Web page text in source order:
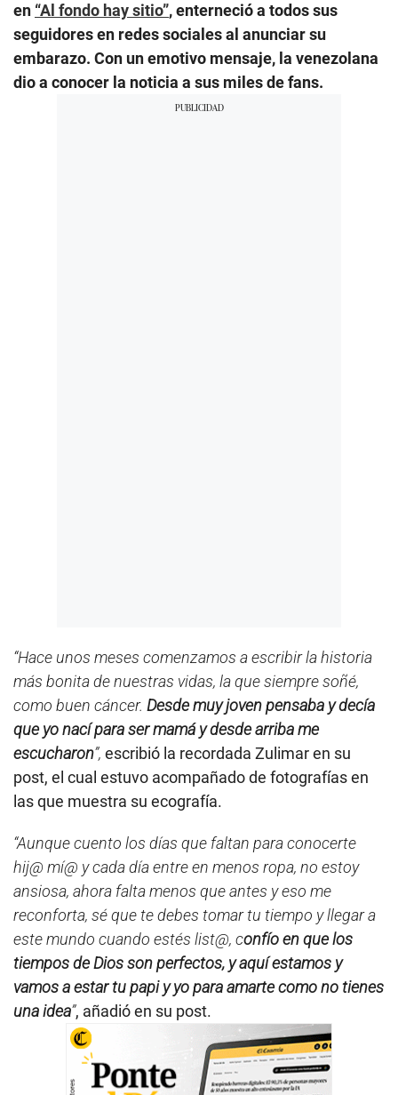
en “Al fondo hay sitio”, enterneció a todos sus
seguidores en redes sociales al anunciar su
embarazo. Con un emotivo mensaje, la venezolana
dio a conocer la noticia a sus miles de fans.
“Hace unos meses comenzamos a escribir la historia
más bonita de nuestras vidas, la que siempre soñé,
como buen cáncer. Desde muy joven pensaba y decía
que yo nací para ser mamá y desde arriba me
escucharon”, escribió la recordada Zulimar en su
post, el cual estuvo acompañado de fotografías en
las que muestra su ecografía.
“Aunque cuento los días que faltan para conocerte
hij@ mí@ y cada día entre en menos ropa, no estoy
ansiosa, ahora falta menos que antes y eso me
reconforta, sé que te debes tomar tu tiempo y llegar a
este mundo cuando estés list@, confío en que los
tiempos de Dios son perfectos, y aquí estamos y
vamos a estar tu papi y yo para amarte como no tienes
una idea”, añadió en su post.